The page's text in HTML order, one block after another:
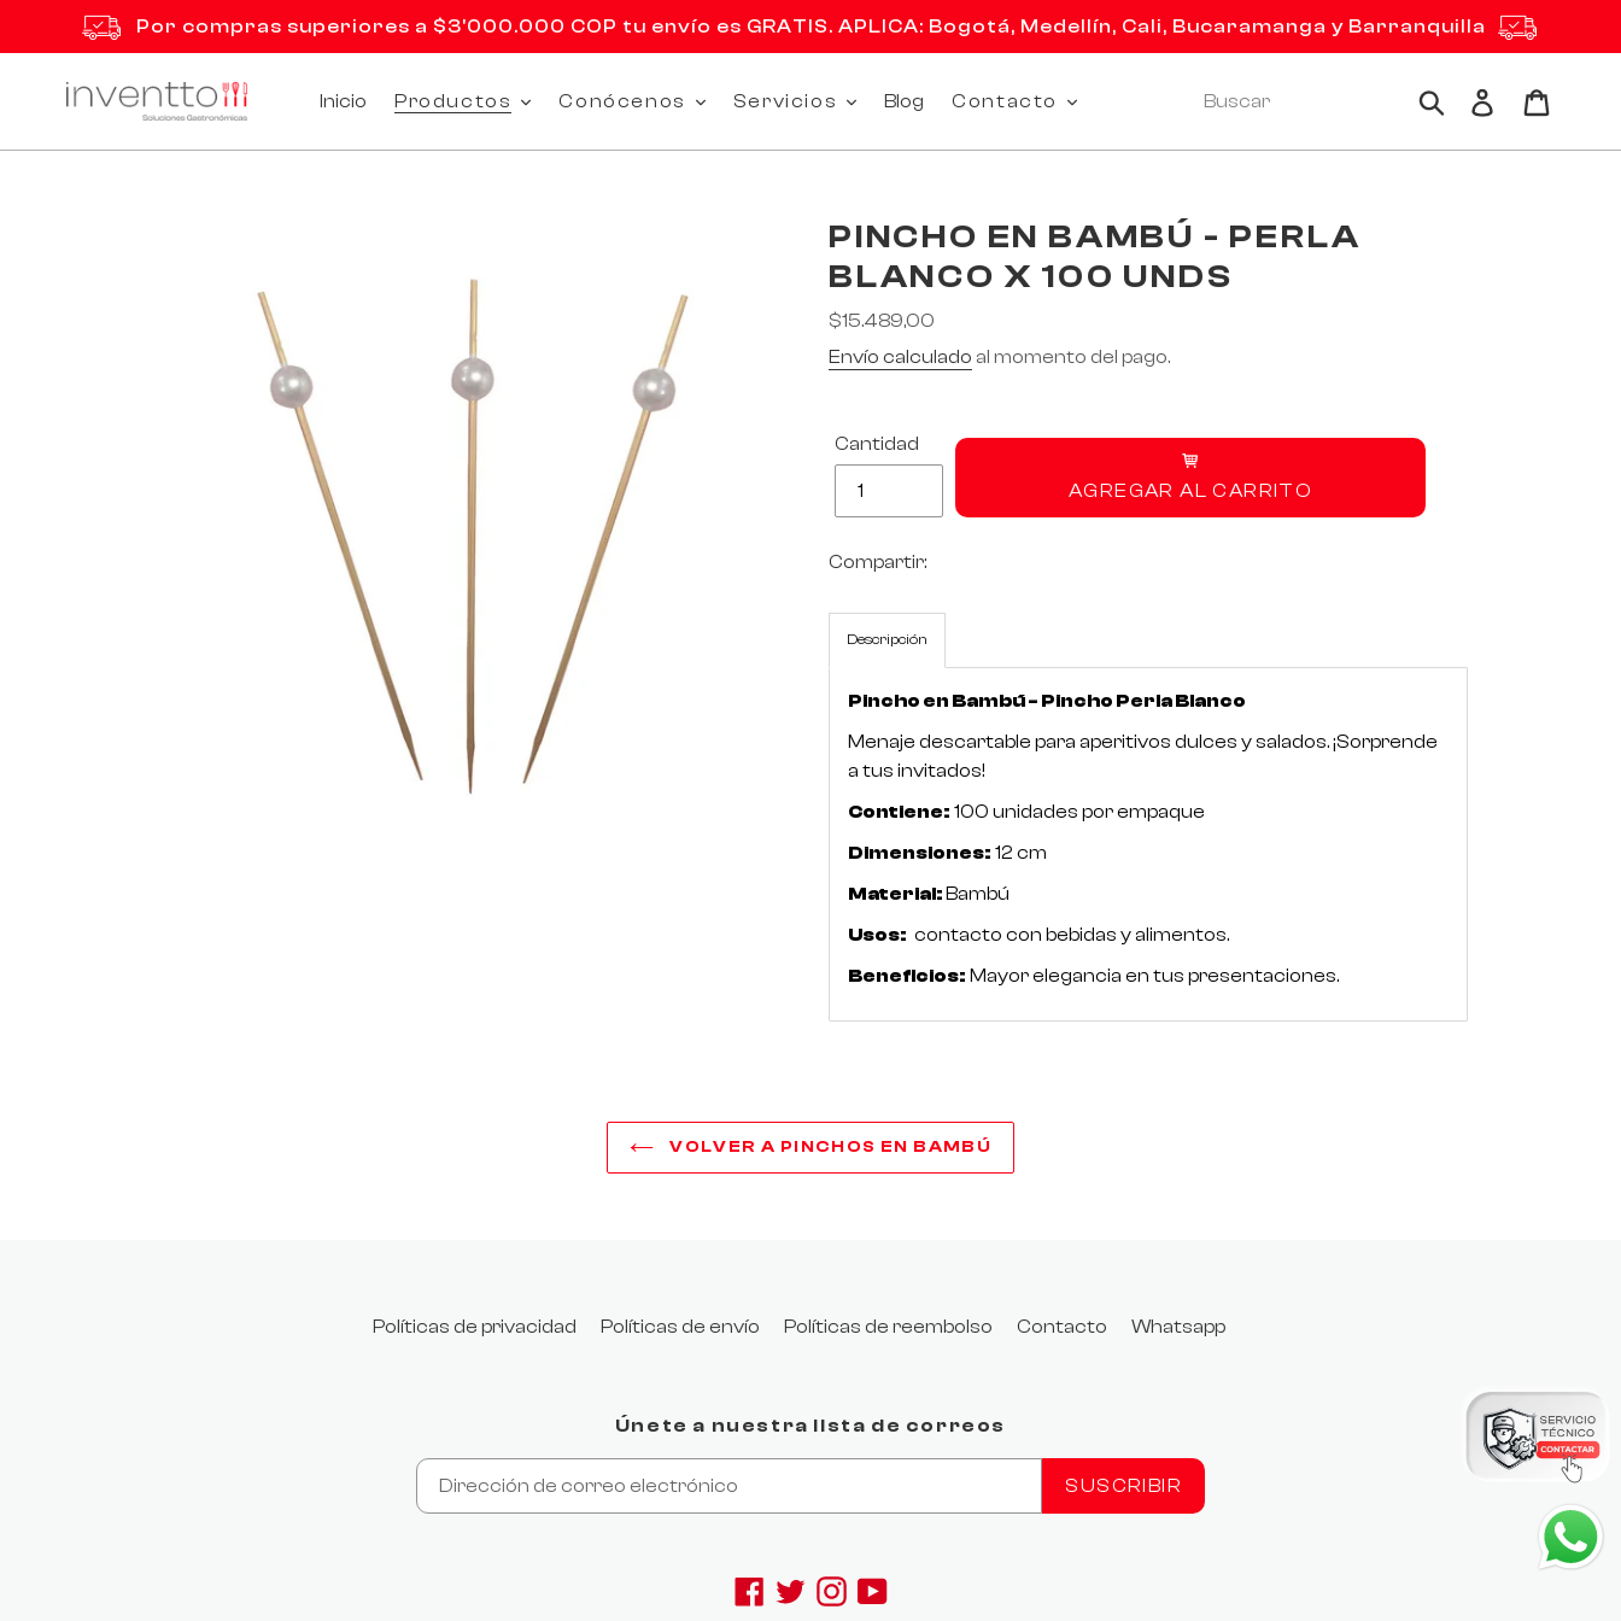
directamente
contenido
Por compras superiores a $3'000.000 COP tu envío es GRATIS. APLICA: Bogotá, Medellín, Cali, Bucaramanga y Barranquilla
Inicio Productos Conócenos Servicios Blog Contacto BuscarIngresar
PINCHO EN BAMBÚ - PERLA
BLANCO X 100 UNDS
Precio
habitual
$15.489,00
Envío calculado al momento del pago.
Cantidad
AGREGAR AL CARRITO
Compartir:
Descripción
Pincho en Bambú - Pincho Perla Blanco
Menaje descartable para aperitivos dulces y salados. ¡Sorprende
a tus invitados!
Contiene: 100 unidades por empaque
Dimensiones: 12 cm
Material: Bambú
Usos: contacto con bebidas y alimentos.
Beneficios: Mayor elegancia en tus presentaciones.
VOLVER A PINCHOS EN BAMBÚ
Políticas de privacidad Políticas de envío Políticas de reembolso Contacto Whatsapp
Únete a nuestra lista de correos
SUSCRIBIR
Facebook
TwitterInstagram
YouTube